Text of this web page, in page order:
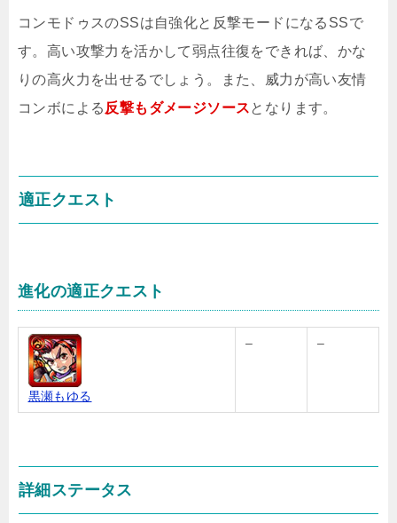
コンモドゥスのSSは自強化と反撃モードになるSSで
す。高い攻撃力を活かして弱点往復をできれば、かな
りの高火力を出せるでしょう。また、威力が高い友情
コンボによる 反撃もダメージソースとなります。
適正クエスト
進化の適正クエスト
黒瀬もゆる
– –
詳細ステータス